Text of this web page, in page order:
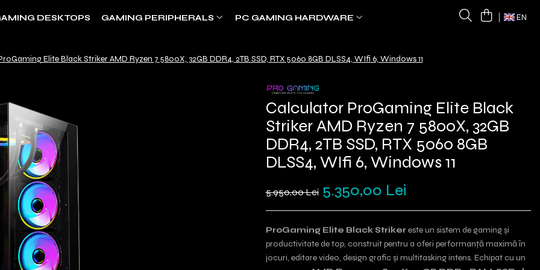
EN
DESKTOPS GAMING PERIPHERALS PC GAMING HARDWARE
Elite Black Striker AMD Ryzen 7 5800X, 32GB DDR4, 2TB SSD, RTX 5060 8GB DLSS4, WIfi 6, Windows 11
Calculator ProGaming Elite Black
Striker AMD Ryzen 7 5800X, 32GB
DDR4, 2TB SSD, RTX 5060 8GB
DLSS4, WIfi 6, Windows 11
5.950,00 Lei 5.350,00 Lei
ProGaming Elite Black Strikereste un sistem de gaming și
productivitate de top, construit pentru a oferi performanță maximă în
jocuri, editare video, design grafic și multitasking intens. Echipat cu un